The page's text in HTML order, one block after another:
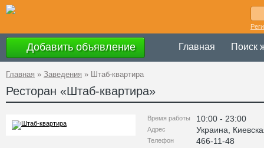
Добавить объявление Главная Поиск
Главная » Заведения » Штаб-квартира
Ресторан «Штаб-квартира»
Время работы 10:00 - 23:00
Адрес Украина
Телефон 466-11-48